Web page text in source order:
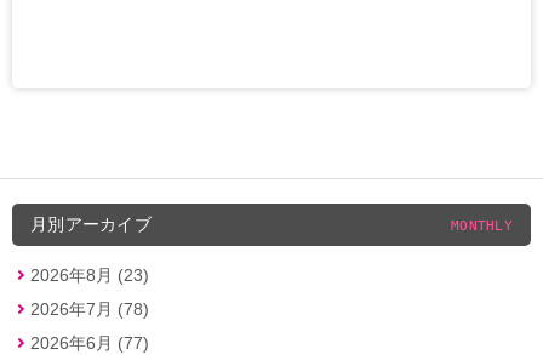
月別アーカイブ MONTHLY
2026年8月 (23)
2026年7月 (78)
2026年6月 (77)